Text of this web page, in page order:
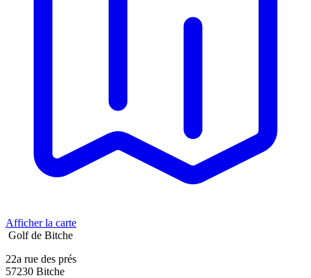
Afficher la carte
Golf de Bitche
22a rue des prés
57230 Bitche